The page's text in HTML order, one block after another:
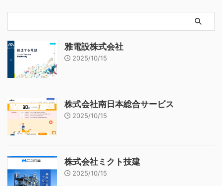
雅電設株式会社
2025/10/15
株式会社南日本総合サービス
2025/10/15
株式会社ミクト技建
2025/10/15